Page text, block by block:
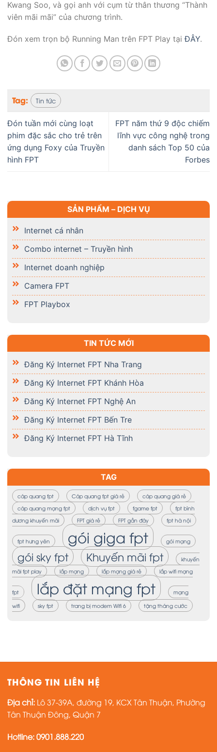
SẢN PHẨM – DỊCH VỤ
Internet cá nhân
Combo internet – Truyền hình
Internet doanh nghiệp
Camera FPT
FPT Playbox
TIN TỨC MỚI
Đăng Ký Internet FPT Nha Trang
Đăng Ký Internet FPT Khánh Hòa
Đăng Ký Internet FPT Nghệ An
Đăng Ký Internet FPT Bến Tre
Đăng Ký Internet FPT Hà Tĩnh
TAG
cáp quang fpt Cáp quang fpt giá rẻ
cáp quang giá rẻ
cáp quang mạng fpt
dịch vụ fpt fgame fpt
fpt bình
dương khuyến mãi
FPT giá rẻ FPT gần đây fpt hà nội
fpt hưng yên gói giga fpt gói mạng
gói sky fpt Khuyến mãi fpt
khuyến
mãi fpt play
lắp mạng lắp mạng giá rẻ lắp wifi mạng
fpt lắp đặt mạng fpt
mạng
wifi
sky fpt trang bị modem Wifi 6 tặng tháng cước
Kwang Soo, và gọi anh với cụm từ thân thương “Thành
viên mãi mãi” của chương trình.
Đón xem trọn bộ Running Man trên FPT Play tạiĐÂY.
Tag: Tin tức
Đón tuần mới cùng loạt
phim đặc sắc cho trẻ trên
ứng dụng Foxy của Truyền
hình FPT
FPT năm thứ 9 độc chiếm
lĩnh vực công nghệ trong
danh sách Top 50 của
Forbes
THÔNG TIN LIÊN HỆ
Địa chỉ: Lô 37-39A, đường 19, KCX Tân Thuận, Phường
Tân Thuận Đông, Quận 7
Hotline: 0901.888.220